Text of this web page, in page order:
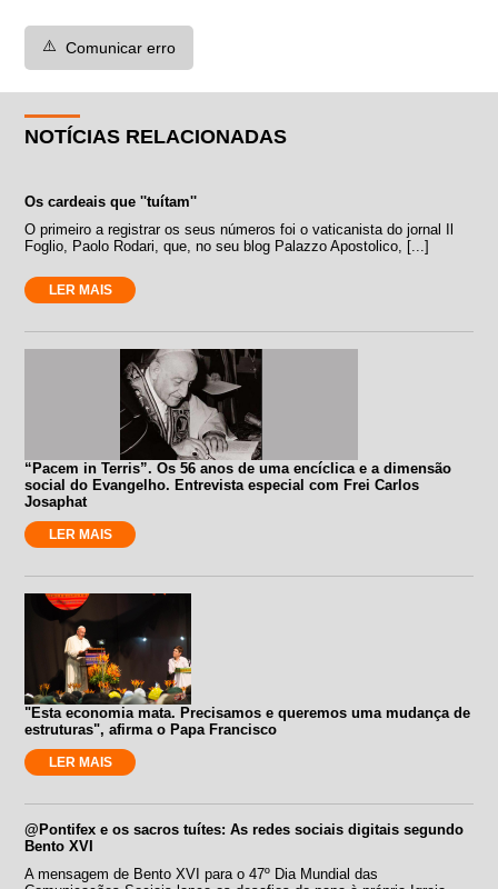
⚠️ Comunicar erro
NOTÍCIAS RELACIONADAS
Os cardeais que ''tuítam''
O primeiro a registrar os seus números foi o vaticanista do jornal Il
Foglio, Paolo Rodari, que, no seu blog Palazzo Apostolico, [...]
LER MAIS
“Pacem in Terris”. Os 56 anos de uma encíclica e a dimensão
social do Evangelho. Entrevista especial com Frei Carlos
Josaphat
LER MAIS
"Esta economia mata. Precisamos e queremos uma mudança de
estruturas", afirma o Papa Francisco
LER MAIS
@Pontifex e os sacros tuítes: As redes sociais digitais segundo
Bento XVI
A mensagem de Bento XVI para o 47º Dia Mundial das